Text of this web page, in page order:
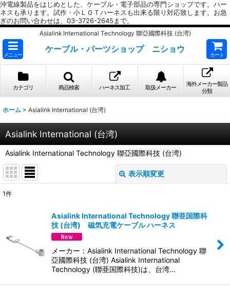
沖電線製品をはじめとした、ケーブル・電子部品の専門ショップです。ハー
ネスも承ります。試作・小ＬＯＴハーネスも出来る限り対応致します。お急
ぎのお問い合わせは、03-3726-2645まで。
Asialink International Technology 聯亞國際科技 (台湾)
メニュー
ケーブル・パーツショップ ニショウ
カート
カテゴリ 商品検索 ハーネス加工 取扱メーカー
海外メーカー製品
分類
ホーム > Asialink International (台湾)
Asialink International (台湾)
Asialink International Technology 聯亞國際科技 (台湾)
表示順変更
絞り込む
1件
Asialink International Technology 聯亜国際科
技 (台湾) 磁気充電ケーブル ハーネス
メーカー：Asialink International Technology 聯
亞國際科技 (台湾) Asialink International
Technology (聯亜国際科技)は、台湾…